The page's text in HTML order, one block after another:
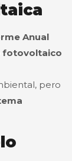
Anual
fotovoltaico
pero